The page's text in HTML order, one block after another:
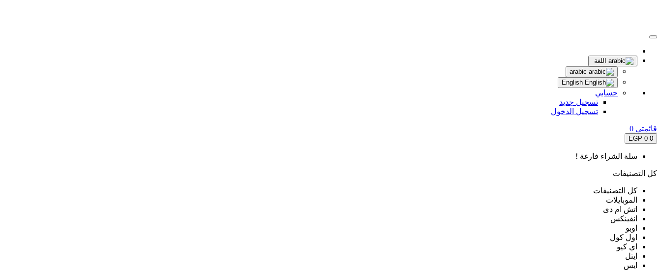
اللغة
حسابي
تسجيل جديد
تسجيل الدخول
قائمتى 0
0
0 EGP
سلة الشراء فارغة !
كل التصنيفات
كل التصنيفات
الموبايلات
اتش ام دى
انفينكس
اوبو
اول كول
اي كيو
ايتل
ايس